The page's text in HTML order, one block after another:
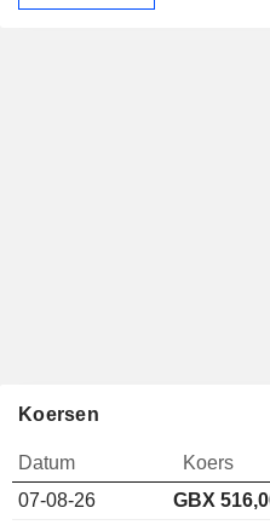
Koersen
Datum Koers
07-08-26
GBX